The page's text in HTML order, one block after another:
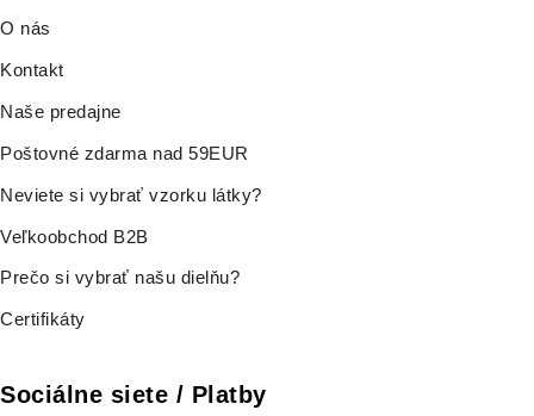
O nás
Kontakt
Naše predajne
Poštovné zdarma nad 59EUR
Neviete si vybrať vzorku látky?
Veľkoobchod B2B
Prečo si vybrať našu dielňu?
Certifikáty
Sociálne siete / Platby